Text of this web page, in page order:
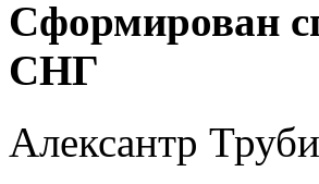
Сформирован
СНГ
Алексантр